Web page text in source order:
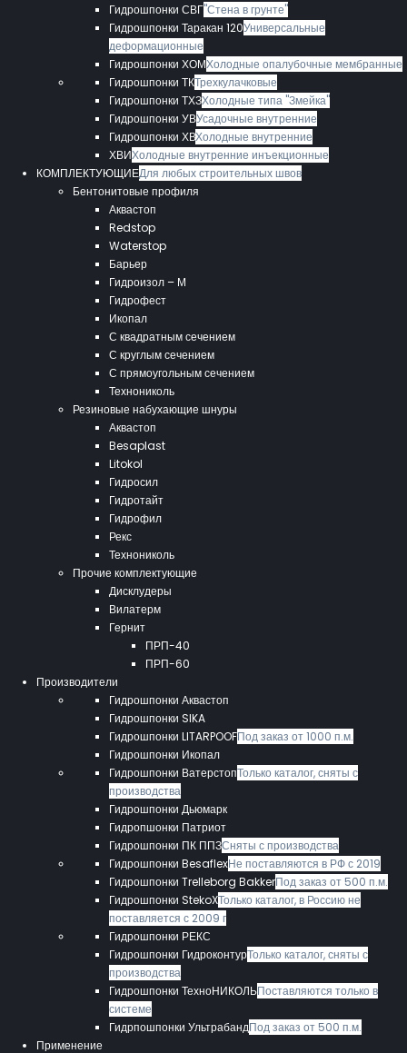
Гидрошпонки СВГ"Стена в грунте"
Гидрошпонки Таракан 120Универсальные
деформационные
Гидрошпонки ХОМХолодные опалубочные мембранные
Гидрошпонки ТКТрехкулачковые
Гидрошпонки ТХЗХолодные типа "Змейка"
Гидрошпонки УВУсадочные внутренние
Гидрошпонки ХВХолодные внутренние
ХВИХолодные внутренние инъекционные
КОМПЛЕКТУЮЩИЕДля любых строительных швов
Бентонитовые профиля
Аквастоп
Redstop
Waterstop
Барьер
Гидроизол – М
Гидрофест
Икопал
С квадратным сечением
С круглым сечением
С прямоугольным сечением
Технониколь
Резиновые набухающие шнуры
Аквастоп
Besaplast
Litokol
Гидросил
Гидротайт
Гидрофил
Рекс
Технониколь
Прочие комплектующие
Дисклудеры
Вилатерм
Гернит
ПРП-40
ПРП-60
Производители
Гидрошпонки Аквастоп
Гидрошпонки SIKA
Гидрошпонки LITARPOOFПод заказ от 1000 п.м.
Гидрошпонки Икопал
Гидрошпонки ВатерстопТолько каталог, сняты с
производства
Гидрошпонки Дьюмарк
Гидропшонки Патриот
Гидрошпонки ПК ППЗСняты с производства
Гидрошпонки BesaflexНе поставляются в РФ с 2019
Гидрошпонки Trelleborg BakkerПод заказ от 500 п.м.
Гидрошпонки StekoXТолько каталог, в Россию не
поставляется с 2009 г
Гидрошпонки РЕКС
Гидрошпонки ГидроконтурТолько каталог, сняты с
производства
Гидрошпонки ТехноНИКОЛЬПоставляются только в
системе
Гидрпошпонки УльтрабандПод заказ от 500 п.м.
Применение